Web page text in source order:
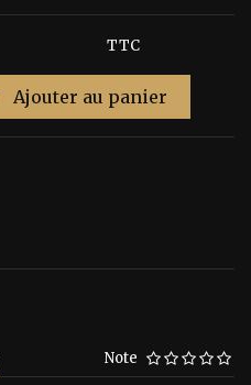
TTC
Ajouter au panier
Note